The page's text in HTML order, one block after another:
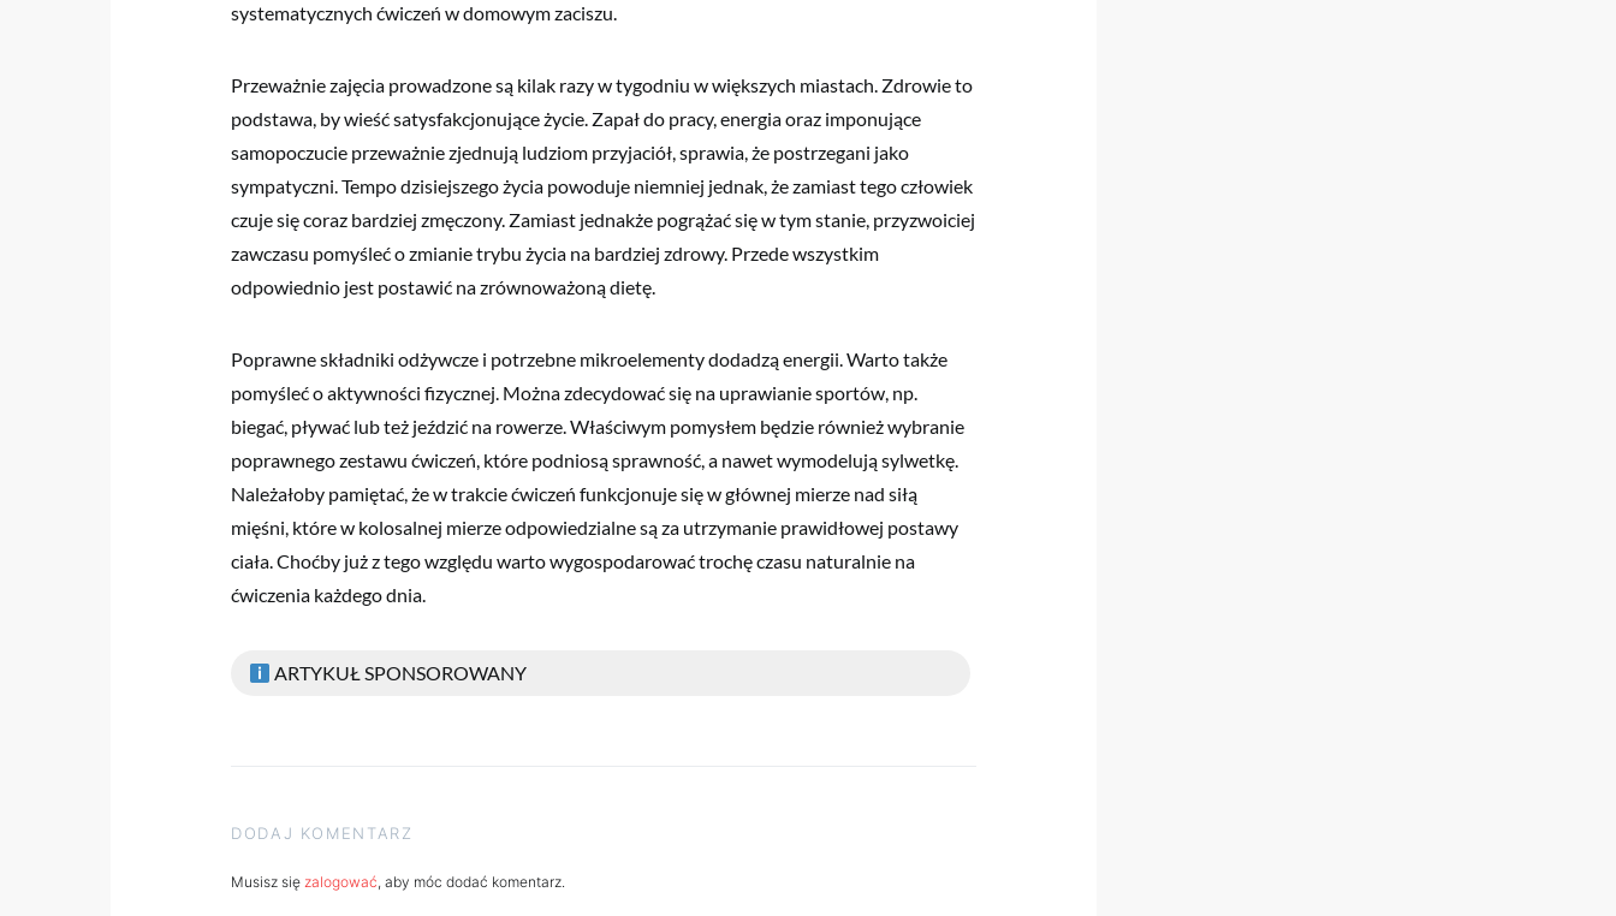
systematycznych ćwiczeń w domowym zaciszu.
Przeważnie zajęcia prowadzone są kilak razy w tygodniu w większych miastach. Zdrowie to
podstawa, by wieść satysfakcjonujące życie. Zapał do pracy, energia oraz imponujące
samopoczucie przeważnie zjednują ludziom przyjaciół, sprawia, że postrzegani jako
sympatyczni. Tempo dzisiejszego życia powoduje niemniej jednak, że zamiast tego człowiek
czuje się coraz bardziej zmęczony. Zamiast jednakże pogrążać się w tym stanie, przyzwoiciej
zawczasu pomyśleć o zmianie trybu życia na bardziej zdrowy. Przede wszystkim
odpowiednio jest postawić na zrównoważoną dietę.
Poprawne składniki odżywcze i potrzebne mikroelementy dodadzą energii. Warto także
pomyśleć o aktywności fizycznej. Można zdecydować się na uprawianie sportów, np.
biegać, pływać lub też jeździć na rowerze. Właściwym pomysłem będzie również wybranie
poprawnego zestawu ćwiczeń, które podniosą sprawność, a nawet wymodelują sylwetkę.
Należałoby pamiętać, że w trakcie ćwiczeń funkcjonuje się w głównej mierze nad siłą
mięśni, które w kolosalnej mierze odpowiedzialne są za utrzymanie prawidłowej postawy
ciała. Choćby już z tego względu warto wygospodarować trochę czasu naturalnie na
ćwiczenia każdego dnia.
ARTYKUŁ SPONSOROWANY
DODAJ KOMENTARZ
Musisz się zalogować, aby móc dodać komentarz.